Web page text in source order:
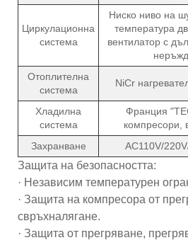
Циркулационна
система
Ниско ниво на
температура
вентилатор с
Отоплителна
система
NiCr
Хладилна
система
Франция
компресори,
Захранване
AC110V/
Защита на безопасността:
· Независим температурен
· Защита на компресора от
свръхналягане.
· Защита от прегряване,